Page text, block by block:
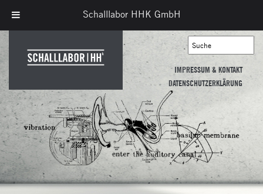
IMPRESSUM & KONTAKT
DATENSCHUTZERKLÄRUNG
Schalllabor HHK GmbH